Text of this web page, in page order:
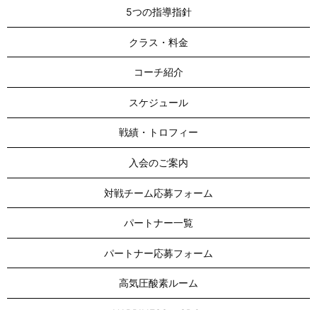
5つの指導指針
クラス・料金
コーチ紹介
スケジュール
戦績・トロフィー
入会のご案内
対戦チーム応募フォーム
パートナー一覧
パートナー応募フォーム
高気圧酸素ルーム